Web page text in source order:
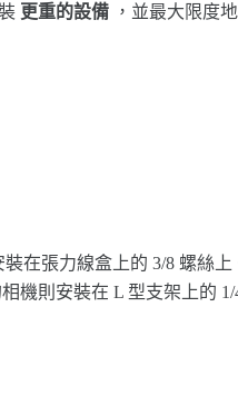
更重的設備，並最大限度
在張力線盒上的 3/8 螺絲上
機則安裝在 L 型支架上的 1/